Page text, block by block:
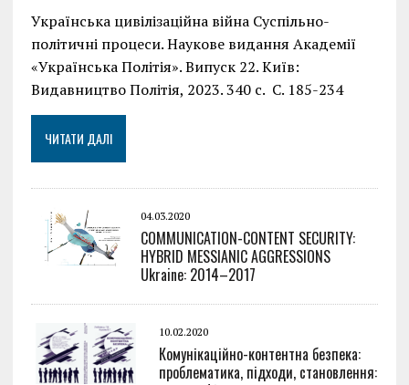
Українська цивілізаційна війна Суспільно-
політичні процеси. Наукове видання Академії
«Українська Політія». Випуск 22. Київ:
Видавництво Політія, 2023. 340 с. С. 185-234
ЧИТАТИ ДАЛІ
04.03.2020
COMMUNICATION-CONTENT SECURITY:
HYBRID MESSIANIC AGGRESSIONS
Ukraine: 2014–2017
10.02.2020
Комунікаційно-контентна безпека:
проблематика, підходи, становлення: